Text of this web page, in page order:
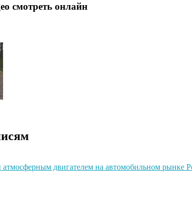
смотреть онлайн
двигателем на автомобильном рынке